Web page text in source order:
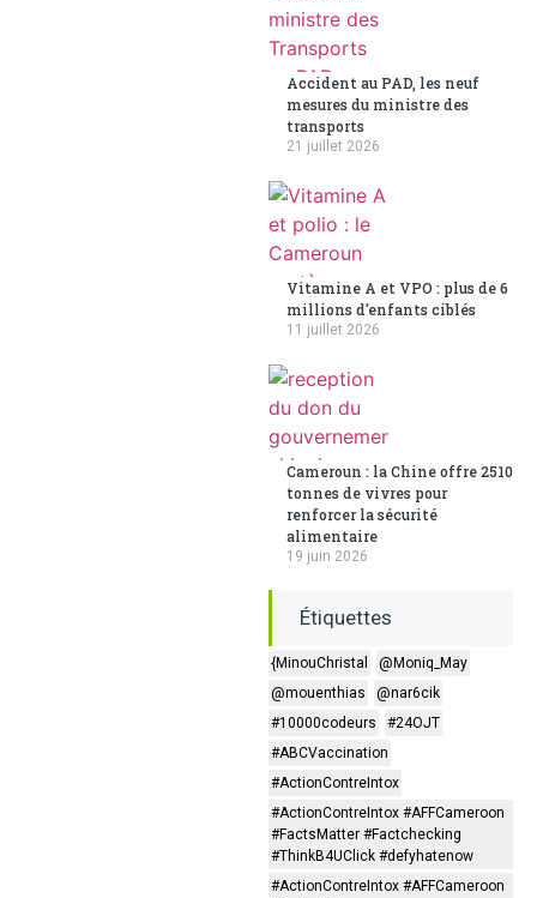
Accident au PAD, les neuf
mesures du ministre des
transports
21 juillet 2026
Vitamine A et VPO : plus de 6
millions d'enfants ciblés
11 juillet 2026
Cameroun : la Chine offre 2510
tonnes de vivres pour
renforcer la sécurité
alimentaire
19 juin 2026
Étiquettes
{MinouChristal
@Moniq_May
@mouenthias
@nar6cik
#10000codeurs
#24OJT
#ABCVaccination
#ActionContreIntox
#ActionContreIntox #AFFCameroon
#FactsMatter #Factchecking
#ThinkB4UClick #defyhatenow
#ActionContreIntox #AFFCameroon